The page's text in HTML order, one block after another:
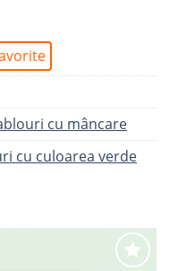
cu mâncare
cu culoarea verde